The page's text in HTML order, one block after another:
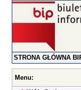
STRONA GŁÓWNA
Menu: